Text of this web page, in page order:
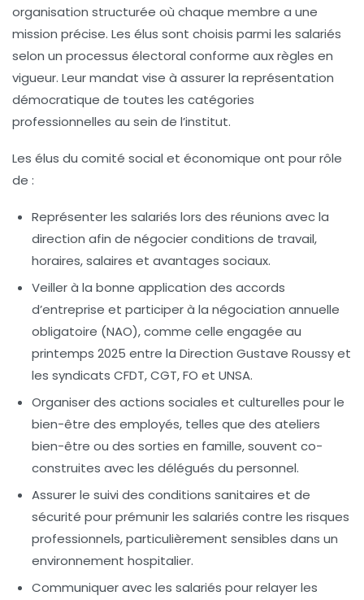
organisation structurée où chaque membre a une
mission précise. Les élus sont choisis parmi les salariés
selon un processus électoral conforme aux règles en
vigueur. Leur mandat vise à assurer la représentation
démocratique de toutes les catégories
professionnelles au sein de l’institut.
Les élus du comité social et économique ont pour rôle
de :
Représenter les salariés lors des réunions avec la
direction afin de négocier conditions de travail,
horaires, salaires et avantages sociaux.
Veiller à la bonne application des accords
d’entreprise et participer à la négociation annuelle
obligatoire (NAO), comme celle engagée au
printemps 2025 entre la Direction Gustave Roussy et
les syndicats CFDT, CGT, FO et UNSA.
Organiser des actions sociales et culturelles pour le
bien-être des employés, telles que des ateliers
bien-être ou des sorties en famille, souvent co-
construites avec les délégués du personnel.
Assurer le suivi des conditions sanitaires et de
sécurité pour prémunir les salariés contre les risques
professionnels, particulièrement sensibles dans un
environnement hospitalier.
Communiquer avec les salariés pour relayer les